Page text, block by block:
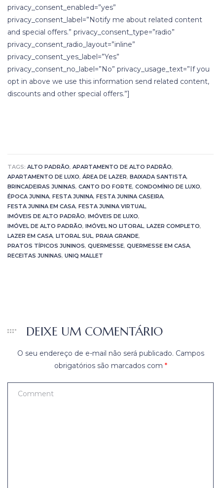
privacy_consent_enabled=”yes”
privacy_consent_label=”Notify me about related content
and special offers.” privacy_consent_type=”radio”
privacy_consent_radio_layout=”inline”
privacy_consent_yes_label=”Yes”
privacy_consent_no_label=”No” privacy_usage_text=”If you
opt in above we use this information send related content,
discounts and other special offers.”]
TAGS: ALTO PADRÃO, APARTAMENTO DE ALTO PADRÃO,
APARTAMENTO DE LUXO, ÁREA DE LAZER, BAIXADA SANTISTA,
BRINCADEIRAS JUNINAS, CANTO DO FORTE, CONDOMÍNIO DE LUXO,
ÉPOCA JUNINA, FESTA JUNINA, FESTA JUNINA CASEIRA,
FESTA JUNINA EM CASA, FESTA JUNINA VIRTUAL,
IMÓVEIS DE ALTO PADRÃO, IMÓVEIS DE LUXO,
IMÓVEL DE ALTO PADRÃO, IMÓVEL NO LITORAL, LAZER COMPLETO,
LAZER EM CASA, LITORAL SUL, PRAIA GRANDE,
PRATOS TÍPICOS JUNINOS, QUERMESSE, QUERMESSE EM CASA,
RECEITAS JUNINAS, UNIQ MALLET
DEIXE UM COMENTÁRIO
O seu endereço de e-mail não será publicado. Campos
obrigatórios são marcados com *